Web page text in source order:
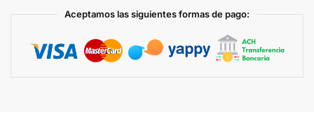
Aceptamos las siguientes formas de pago: